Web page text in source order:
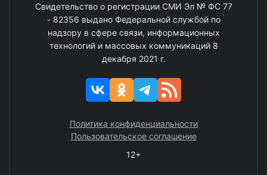
Свидетельство о регистрации СМИ Эл № ФС 77
- 82356 выдано Федеральной службой по
надзору в сфере связи, информационных
технологий и массовых коммуникаций 8
декабря 2021 г.
Политика конфиденциальности
Пользовательское соглашение
12+